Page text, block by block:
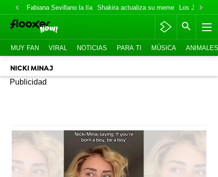
Fabiana Sevillano la lía Shakira actualiza su meme Los Jonas
MUY FAN VIRAL NOTICIAS PARA TI MÚSICA ANIMALES
NICKI MINAJ